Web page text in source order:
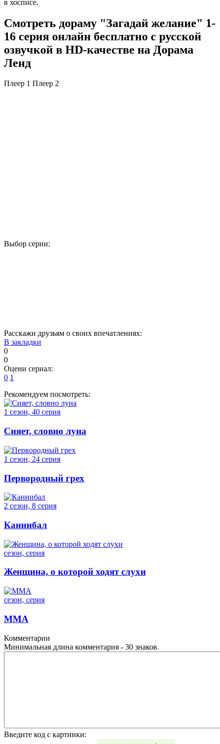
в хосписе.
Смотреть дораму "Загадай желание" 1-
16 серия онлайн бесплатно с русской
озвучкой в HD-качестве на Дорама
Ленд
Плеер 1 Плеер 2
Выбор серии:
Расскажи друзьям о своих впечатлениях:
В закладки
0
0
Оцени сериал:
0 1
Рекомендуем посмотреть:
1 сезон, 40 серия
Сияет, словно луна
1 сезон, 24 серия
Первородный грех
2 сезон, 8 серия
Каннибал
сезон, серия
Женщина, о которой ходят слухи
сезон, серия
ММА
Комментарии
Минимальная длина комментария - 30 знаков.
Введите код с картинки: